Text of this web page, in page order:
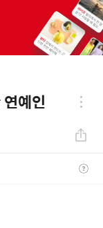
예인